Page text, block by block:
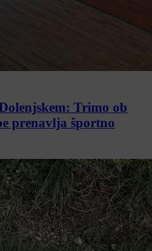
Trimo ob
prenavlja športno